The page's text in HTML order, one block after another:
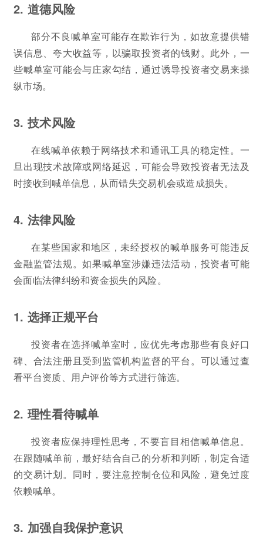
2. 道德风险
部分不良喊单室可能存在欺诈行为，如故意提供错
误信息、夸大收益等，以骗取投资者的钱财。此外，一
些喊单室可能会与庄家勾结，通过诱导投资者交易来操
纵市场。
3. 技术风险
在线喊单依赖于网络技术和通讯工具的稳定性。一
旦出现技术故障或网络延迟，可能会导致投资者无法及
时接收到喊单信息，从而错失交易机会或造成损失。
4. 法律风险
在某些国家和地区，未经授权的喊单服务可能违反
金融监管法规。如果喊单室涉嫌违法活动，投资者可能
会面临法律纠纷和资金损失的风险。
1. 选择正规平台
投资者在选择喊单室时，应优先考虑那些有良好口
碑、合法注册且受到监管机构监督的平台。可以通过查
看平台资质、用户评价等方式进行筛选。
2. 理性看待喊单
投资者应保持理性思考，不要盲目相信喊单信息。
在跟随喊单前，最好结合自己的分析和判断，制定合适
的交易计划。同时，要注意控制仓位和风险，避免过度
依赖喊单。
3. 加强自我保护意识